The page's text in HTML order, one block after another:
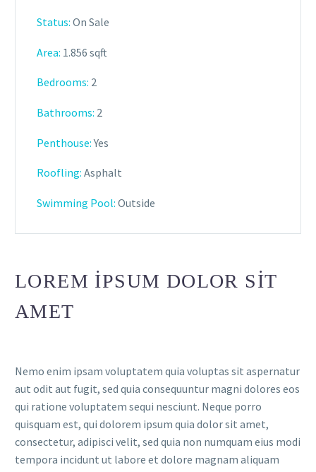
Status: On Sale
Area: 1.856 sqft
Bedrooms: 2
Bathrooms: 2
Penthouse:Yes
Roofling: Asphalt
Swimming Pool: Outside
LOREM IPSUM DOLOR SIT
AMET
Nemo enim ipsam voluptatem quia voluptas sit aspernatur
aut odit aut fugit, sed quia consequuntur magni dolores eos
qui ratione voluptatem sequi nesciunt. Neque porro
quisquam est, qui dolorem ipsum quia dolor sit amet,
consectetur, adipisci velit, sed quia non numquam eius modi
tempora incidunt ut labore et dolore magnam aliquam